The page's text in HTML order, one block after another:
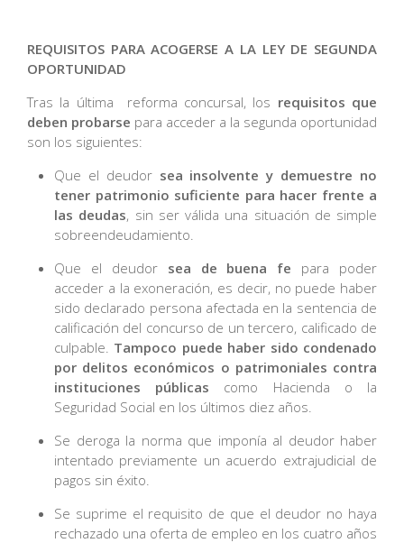
REQUISITOS PARA ACOGERSE A LA LEY DE SEGUNDA
OPORTUNIDAD
Tras la última reforma concursal, los requisitos que
deben probarse para acceder a la segunda oportunidad
son los siguientes:
Que el deudor sea insolvente y demuestre no
tener patrimonio suficiente para hacer frente a
las deudas, sin ser válida una situación de simple
sobreendeudamiento.
Que el deudor sea de buena fe para poder
acceder a la exoneración, es decir, no puede haber
sido declarado persona afectada en la sentencia de
calificación del concurso de un tercero, calificado de
culpable. Tampoco puede haber sido condenado
por delitos económicos o patrimoniales contra
instituciones públicas como Hacienda o la
Seguridad Social en los últimos diez años.
Se deroga la norma que imponía al deudor haber
intentado previamente un acuerdo extrajudicial de
pagos sin éxito.
Se suprime el requisito de que el deudor no haya
rechazado una oferta de empleo en los cuatro años